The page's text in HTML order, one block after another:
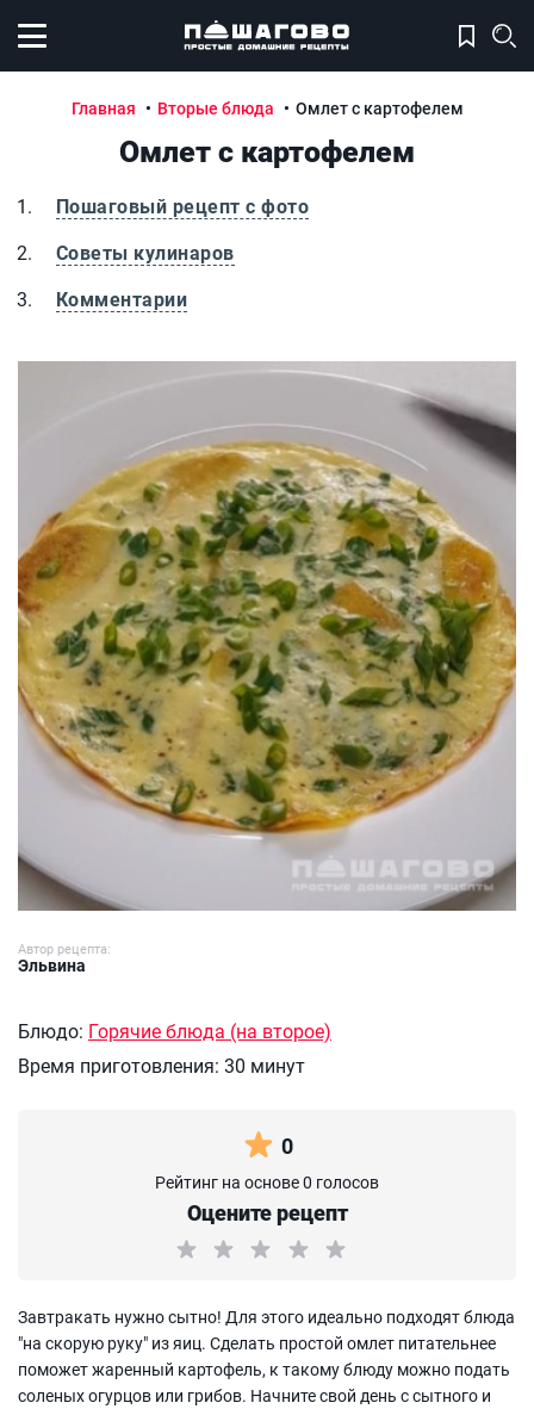
Открыть меню
Главная Вторые блюда Омлет с картофелем
Омлет с картофелем
Пошаговый рецепт с фото
Советы кулинаров
Комментарии
Автор рецепта:
Эльвина
Блюдо: Горячие блюда (на второе)
Время приготовления: 30 минут
0
Рейтинг на основе 0 голосов
Оцените рецепт
Завтракать нужно сытно! Для этого идеально подходят блюда
"на скорую руку" из яиц. Сделать простой омлет питательнее
поможет жаренный картофель, к такому блюду можно подать
соленых огурцов или грибов. Начните свой день с сытного и